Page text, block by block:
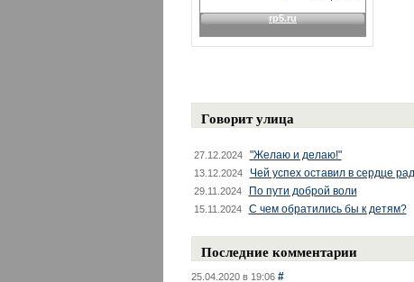
Говорит улица
27.12.2024 "Желаю и делаю!"
13.12.2024 Чей успех оставил в сердце
29.11.2024 По пути доброй воли
15.11.2024 С чем обратились бы к детям?
Последние комментарии
25.04.2020 в 19:06 #